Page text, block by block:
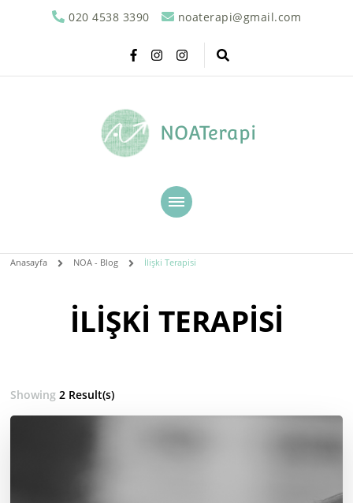
020 4538 3390 noaterapi@gmail.com
NOATerapi
Anasayfa NOA - Blog İlişki Terapisi
İLIŞKI TERAPISI
Showing2 Result(s)